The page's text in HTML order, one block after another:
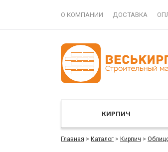
О КОМПАНИИ ДОСТАВКА
КИРПИЧ
Главная > Каталог > Кирпич >